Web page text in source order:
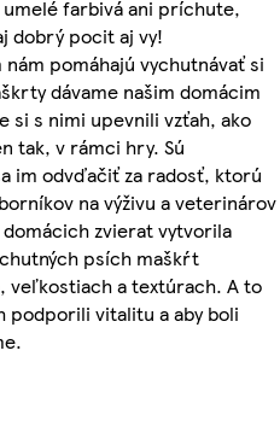
umelé farbivá ani príchute,
dobrý pocit aj vy!
pomáhajú vychutnávať si
dávame našim domácim
si s nimi upevnili vzťah, ako
tak, v rámci hry. Sú
im odvďačiť za radosť, ktorú
na výživu a veterinárov
zvierat vytvorila
psích maškŕt
veľkostiach a textúrach. A to
podporili vitalitu a aby boli